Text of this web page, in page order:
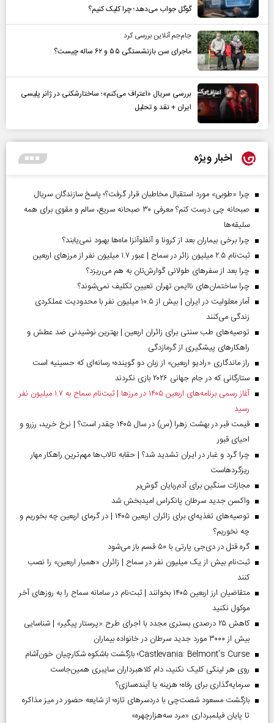
گوگل جواب می‌دهد؛ چرا کلیک کنیم؟
جام‌جم آنلاین بررسی کرد
ماجرای سن بازنشستگی ۵۵ و ۶۲ ساله چیست؟
بررسی سریال «اعتراف می‌کنم»؛ ساختارشکنی در ژانر پلیسی
ایران + نقد و تحلیل
اخبار ویژه
چرا «طوبی» مورد استقبال مخاطبان قرار گرفت؟؛ پاسخ سازندگان سریال
صبحانه چی درست کنم؟ معرفی ۳۰ صبحانه سریع، سالم و مقوی برای همه
سلیقه‌ها
چرا برخی بیماران بعد از کرونا و آنفلوآنزا ماه‌ها بهبود نمی‌یابند؟
ثبت‌نام ۲.۵ میلیون زائر در سماح | عبور ۱.۷ میلیون نفر از مرز‌های اربعین
چرا بعد از سفرهای طولانی گوارش‌تان به هم می‌ریزد؟
چرا ساختمان‌های ناایمن تهران تعیین تکلیف نمی‌شوند؟
آمار معلولیت در ایران | بیش از ۱۰.۵ میلیون نفر با محدودیت عملکردی
زندگی می‌کنند
توصیه‌های طب سنتی برای زائران اربعین | بهترین نوشیدنی ضد عطش و
راهکارهای پیشگیری از گرمازدگی
راز ماندگاری «رادیو اربعین» از زبان دو گوینده؛ رسانه‌ای که حسینیه است
ستارگانی که در جام جهانی ۲۰۲۶ بازی نکردند
آغاز رسمی برنامه‌های اربعین ۱۴۰۵ در مرز‌ها | ثبت‌نام سماح به ۱.۷ میلیون نفر
رسید
قیمت قبر در بهشت زهرا (س) در سال ۱۴۰۵ چقدر است؟ | نرخ خرید، رزرو و
احیای قبور
چرا گرد و غبار در ایران تشدید شد؟ | حقابه تالاب‌ها مهم‌ترین راهکار مهار
ریزگردهاست
مجازات سنگین برای آدم‌ربایان گوش‌بر
واکسن جدید سرطان پانکراس امیدبخش شد
توصیه‌های تغذیه‌ای برای زائران اربعین ۱۴۰۵ | در گرمای اربعین چه بخوریم و
چه نخوریم؟
گره قتل در دی‌جی پارتی با ۵۰ قسم باز می‌شود
ثبت‌نام بیش از یک میلیون نفر در سماح | زائران «همیار اربعین» را نصب
کنند
متقاضیان ارز اربعین ۱۴۰۵ بخوانند | ثبت‌نام در سامانه سماح را به روز‌های آخر
موکول نکنید
کاهش ۲۵ درصدی بستری مجدد با اجرای طرح «پرستار پیگیر» | شناسایی
بیش از ۳۰۰۰ مورد جدید سرطان در خانواده بیماران
Castlevania: Belmont’s Curse؛ بازگشت باشکوه شکارچیان خون‌آشام
روی هر لینکی کلیک نکنید، دام کلاهبرداران سایبری همین‌جاست
سرمایه‌گذاری برای رفاه؛ هزینه یا آینده‌سازی؟
بازگشت مسعود شصت‌چی با دردسر‌های تازه؛ از شایعه حضور در میز مذاکره
تا پایان فیلمبرداری «مرد سه‌هزارچهره»